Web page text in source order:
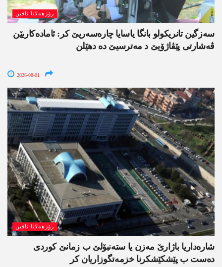
رۆژھەلاتا ناڤین
سەزگین تانریکولو بانگا یاسایا چارەسەریێ کر: ئامادەکاریێن
ڤەشارتی پێڤاژۆیێ د مەترسیێ دە دھێلن
2026-08-01
رۆژھەلاتا ناڤین
شارەداریا باژارێ مەزن یا ستەنبۆلێ ب زمانێ کوردی
دەست ب پێشکێشکرنا خزمەتگوزاریان کر